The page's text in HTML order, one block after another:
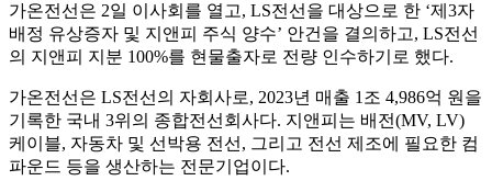
가온전선은 2일 이사회를 열고, LS전선을 대상으로 한 ‘제3자
배정 유상증자 및 지앤피 주식 양수’ 안건을 결의하고, LS전선
의 지앤피 지분 100%를 현물출자로 전량 인수하기로 했다.
가온전선은 LS전선의 자회사로, 2023년 매출 1조 4,986억 원을
기록한 국내 3위의 종합전선회사다. 지앤피는 배전(MV, LV)
케이블, 자동차 및 선박용 전선, 그리고 전선 제조에 필요한 컴
파운드 등을 생산하는 전문기업이다.